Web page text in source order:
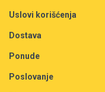
Uslovi korišćenja
Dostava
Ponude
Poslovanje